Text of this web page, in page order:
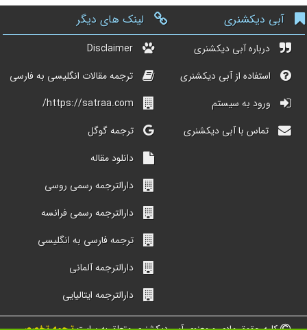
آبی دیکشنری
درباره آبی دیکشنری
استفاده از آبی دیکشنری
ورود به سیستم
تماس با آبی دیکشنری
لینک های دیگر
Disclaimer
ترجمه مقالات انگلیسی به فارسی
https://satraa.com/
ترجمه گوگل
دانلود مقاله
دارالترجمه رسمی روسی
دارالترجمه رسمی فرانسه
ترجمه فارسی به انگلیسی
دارالترجمه آلمانی
دارالترجمه ایتالیایی